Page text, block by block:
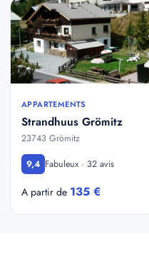
APPARTEMENTS
Strandhuus Grömitz
23743 Grömitz
9,4 Fabuleux · 32 avis
A partir de 135 €